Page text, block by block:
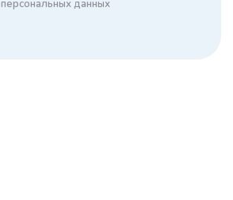
персональных данных